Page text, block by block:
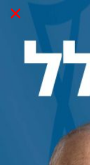
×